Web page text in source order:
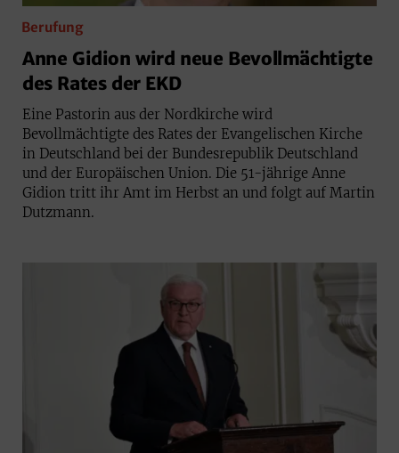
Berufung
Anne Gidion wird neue Bevollmächtigte
des Rates der EKD
Eine Pastorin aus der Nordkirche wird
Bevollmächtigte des Rates der Evangelischen Kirche
in Deutschland bei der Bundesrepublik Deutschland
und der Europäischen Union. Die 51-jährige Anne
Gidion tritt ihr Amt im Herbst an und folgt auf Martin
Dutzmann.